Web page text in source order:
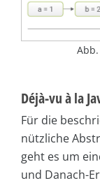
Déjà-vu à la
Für die
nützliche
geht es um
und Danach-